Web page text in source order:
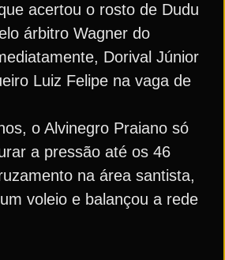
acertou o rosto de Dudu
árbitro Wagner do
Dorival Júnior
Luiz Felipe na vaga de
o Alvinegro Praiano só
a pressão até os 46
na área santista,
voleio e balançou a rede